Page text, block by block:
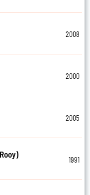
2008
2000
2005
1991